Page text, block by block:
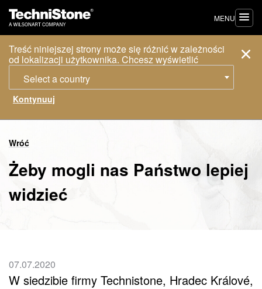
Treść niniejszej strony może się różnić w zależności
od lokalizacji użytkownika. Chcesz wyświetlić
Select a country
MENU
Wróć
Żeby mogli nas Państwo lepiej
widzieć
07.07.2020
W siedzibie firmy Technistone, Hradec Králové,